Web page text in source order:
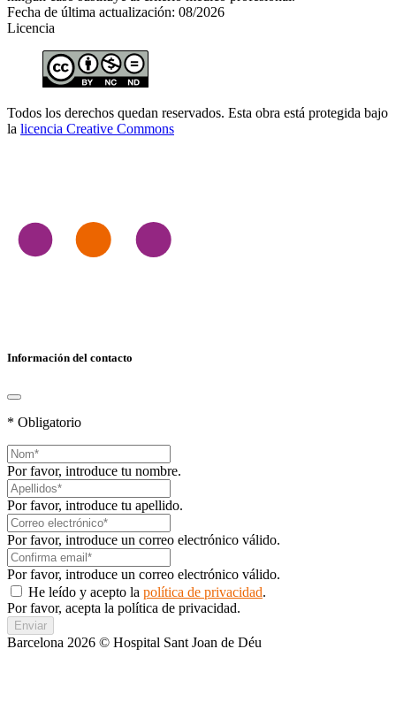
Fecha de última actualización: 08/2026
Licencia
Todos los derechos quedan reservados. Esta obra está protegida bajo
la licencia Creative Commons
Información del contacto
* Obligatorio
Por favor, introduce tu nombre.
Por favor, introduce tu apellido.
Por favor, introduce un correo electrónico válido.
Por favor, introduce un correo electrónico válido.
He leído y acepto la política de privacidad.
Por favor, acepta la política de privacidad.
Enviar
Barcelona 2026 © Hospital Sant Joan de Déu